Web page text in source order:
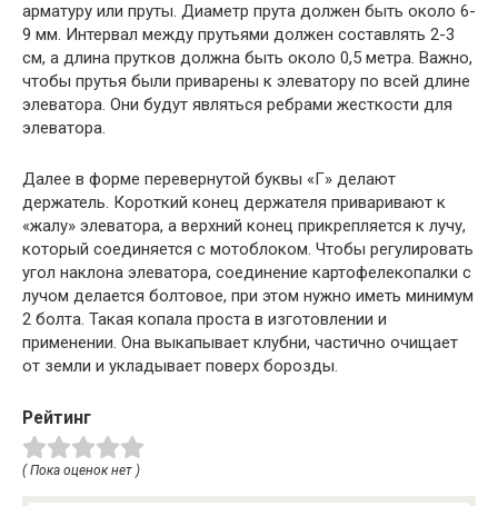
арматуру или пруты. Диаметр прута должен быть около 6-
9 мм. Интервал между прутьями должен составлять 2-3
см, а длина прутков должна быть около 0,5 метра. Важно,
чтобы прутья были приварены к элеватору по всей длине
элеватора. Они будут являться ребрами жесткости для
элеватора.
Далее в форме перевернутой буквы «Г» делают
держатель. Короткий конец держателя приваривают к
«жалу» элеватора, а верхний конец прикрепляется к лучу,
который соединяется с мотоблоком. Чтобы регулировать
угол наклона элеватора, соединение картофелекопалки с
лучом делается болтовое, при этом нужно иметь минимум
2 болта. Такая копала проста в изготовлении и
применении. Она выкапывает клубни, частично очищает
от земли и укладывает поверх борозды.
Рейтинг
( Пока оценок нет )